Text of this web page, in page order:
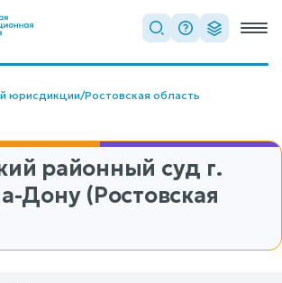
юрисдикции/Ростовская область
районный суд г.
Дону (Ростовская